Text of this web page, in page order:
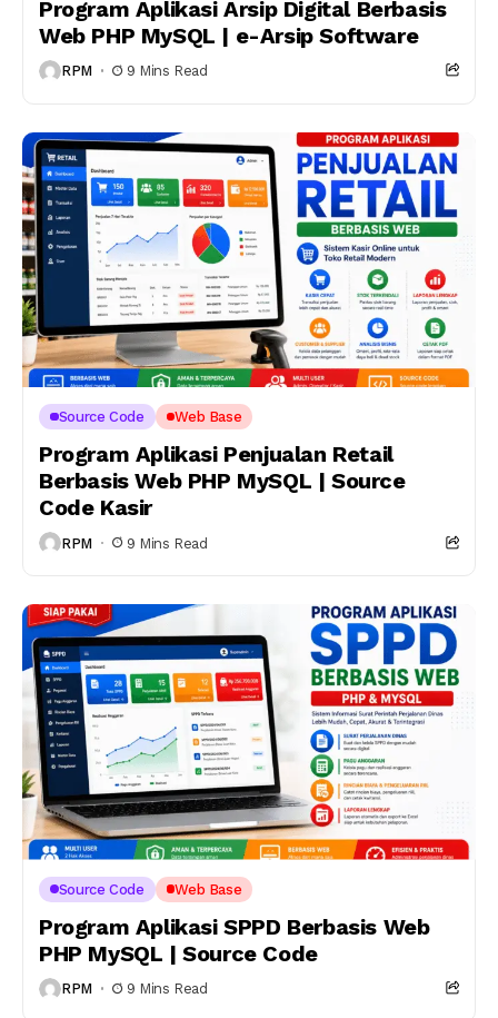
Program Aplikasi Arsip Digital Berbasis
Web PHP MySQL | e-Arsip Software
RPM 9 Mins Read
Source Code Web Base
Program Aplikasi Penjualan Retail
Berbasis Web PHP MySQL | Source
Code Kasir
RPM 9 Mins Read
Source Code Web Base
Program Aplikasi SPPD Berbasis Web
PHP MySQL | Source Code
RPM 9 Mins Read